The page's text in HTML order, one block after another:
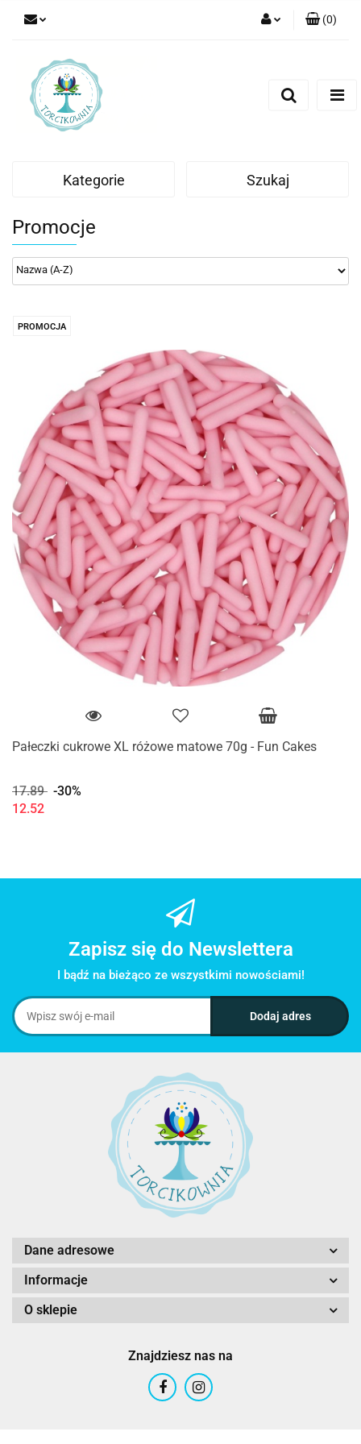
(0)
Kategorie Szukaj
Promocje
PROMOCJA
Pałeczki cukrowe XL różowe matowe 70g - Fun Cakes
17.89 -30%
12.52
Zapisz się do Newslettera
I bądź na bieżąco ze wszystkimi nowościami!
Dane adresowe
Informacje
O sklepie
Znajdziesz nas na